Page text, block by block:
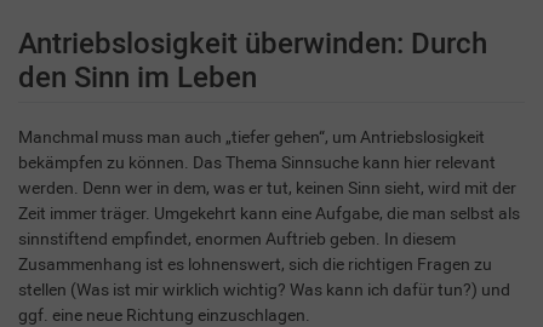
Antriebslosigkeit überwinden: Durch
den Sinn im Leben
Manchmal muss man auch „tiefer gehen“, um Antriebslosigkeit
bekämpfen zu können. Das Thema Sinnsuche kann hier relevant
werden. Denn wer in dem, was er tut, keinen Sinn sieht, wird mit der
Zeit immer träger. Umgekehrt kann eine Aufgabe, die man selbst als
sinnstiftend empfindet, enormen Auftrieb geben. In diesem
Zusammenhang ist es lohnenswert, sich die richtigen Fragen zu
stellen (Was ist mir wirklich wichtig? Was kann ich dafür tun?) und
ggf. eine neue Richtung einzuschlagen.